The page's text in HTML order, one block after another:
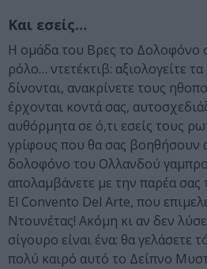
Και εσείς…
H ομάδα του Βρες το Δολοφόνο
ρόλο… ντετέκτιβ: αξιολογείτε
δίνονται, ανακρίνετε τους
έρχονται κοντά σας,
αυθόρμητα σε ό,τι εσείς τους
γρίφους που θα σας βοηθήσουν
δολοφόνο του Ολλανδού
απολαμβάνετε με την παρέα
El Convento Del Arte, που
Ντουνέτας! Ακόμη κι αν δεν
σίγουρο είναι ένα: θα γελάσετε
πολύ καιρό αυτό το Δείπνο